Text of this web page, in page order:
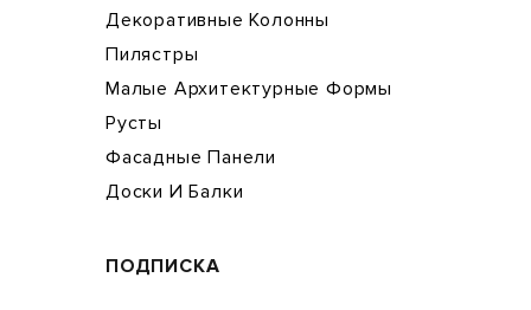
Декоративные Колонны
Пилястры
Малые Архитектурные Формы
Русты
Фасадные Панели
Доски И Балки
ПОДПИСКА